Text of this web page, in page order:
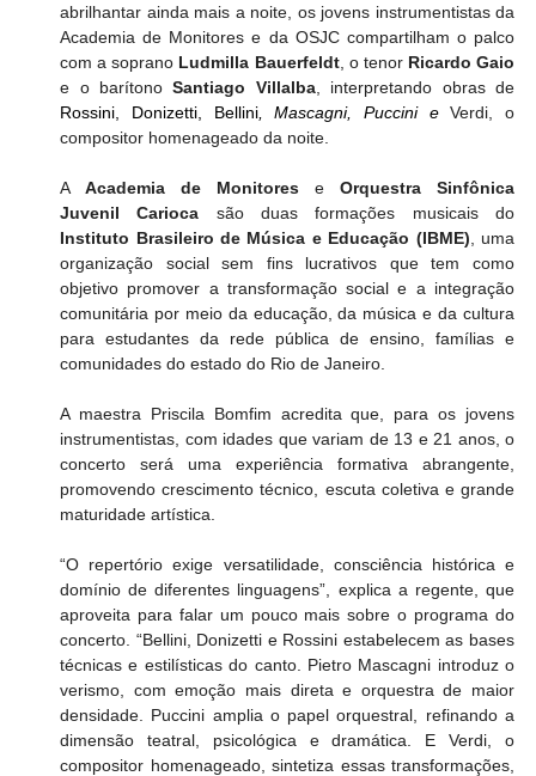
abrilhantar ainda mais a noite, os jovens instrumentistas da
Academia de Monitores e da OSJC compartilham o palco
com a soprano Ludmilla Bauerfeldt, o tenor
e o barítono Santiago Villalba
Rossini, Donizetti, Bellini, Mascagni, Puccini e Verdi, o
compositor homenageado da noite.
A Academia de Monitores e Orquestra Sinfônica
Juvenil Carioca
Instituto Brasileiro de Música e Educação (IBME) , uma
organização social sem fins lucrativos que tem como
objetivo promover a transformação social e a integração
comunitária por meio da educação, da música e da cultura
para estudantes da rede pública de ensino, famílias e
comunidades do estado do Rio de Janeiro.
A maestra Priscila Bomfim acredita que, para os jovens
instrumentistas, com idades que variam de 13 e 21 anos, o
concerto será uma experiência formativa abrangente,
promovendo crescimento técnico, escuta coletiva e grande
maturidade artística.
“O repertório exige versatilidade, consciência histórica e
domínio de diferentes linguagens”, explica a regente, que
aproveita para falar um pouco mais sobre o programa do
concerto. “Bellini, Donizetti e Rossini estabelecem as bases
técnicas e estilísticas do canto. Pietro Mascagni introduz o
verismo, com emoção mais direta e orquestra de maior
densidade. Puccini amplia o papel orquestral, refinando a
dimensão teatral, psicológica e dramática. E Verdi, o
compositor homenageado, sintetiza essas transformações,